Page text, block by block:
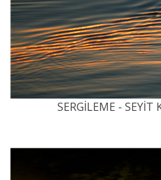
SERGİLEME - SEYİT